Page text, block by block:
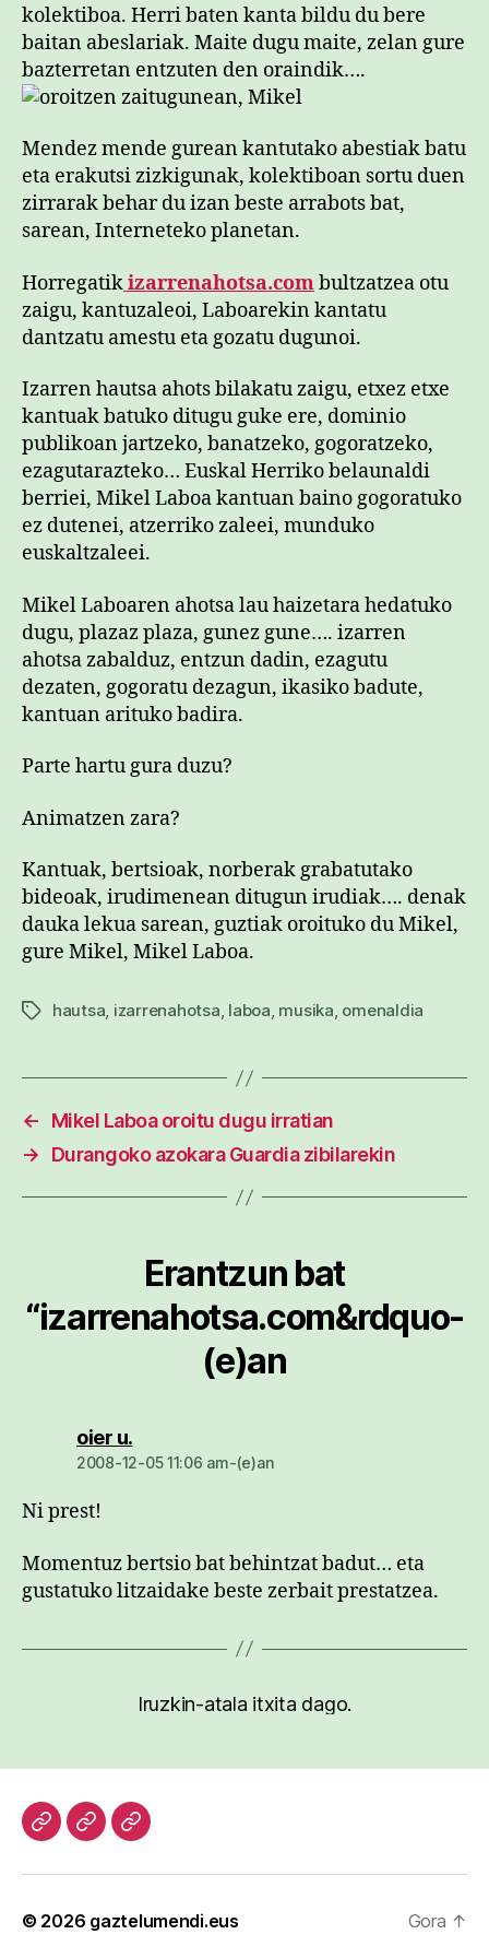
kolektiboa. Herri baten kanta bildu du bere
baitan abeslariak. Maite dugu maite, zelan gure
bazterretan entzuten den oraindik….
Mendez mende gurean kantutako abestiak batu
eta erakutsi zizkigunak, kolektiboan sortu duen
zirrarak behar du izan beste arrabots bat,
sarean, Interneteko planetan.
Horregatikizarrenahotsa.combultzatzea otu
zaigu, kantuzaleoi, Laboarekin kantatu
dantzatu amestu eta gozatu dugunoi.
Izarren hautsa ahots bilakatu zaigu, etxez etxe
kantuak batuko ditugu guke ere, dominio
publikoan jartzeko, banatzeko, gogoratzeko,
ezagutarazteko… Euskal Herriko belaunaldi
berriei, Mikel Laboa kantuan baino gogoratuko
ez dutenei, atzerriko zaleei, munduko
euskaltzaleei.
Mikel Laboaren ahotsa lau haizetara hedatuko
dugu, plazaz plaza, gunez gune…. izarren
ahotsa zabalduz, entzun dadin, ezagutu
dezaten, gogoratu dezagun, ikasiko badute,
kantuan arituko badira.
Parte hartu gura duzu?
Animatzen zara?
Kantuak, bertsioak, norberak grabatutako
bideoak, irudimenean ditugun irudiak…. denak
dauka lekua sarean, guztiak oroituko du Mikel,
gure Mikel, Mikel Laboa.
Etiketak
hautsa, izarrenahotsa, laboa, musika, omenaldia
←
Mikel Laboa oroitu dugu irratian
→
Durangoko azokara Guardia zibilarekin
Erantzun bat
“izarrenahotsa.com&rdquo-
(e)an
oier u.dio:
2008-12-05 11:06 am-(e)an
Ni prest!
Momentuz bertsio bat behintzat badut… eta
gustatuko litzaidake beste zerbait prestatzea.
Iruzkin-atala itxita dago.
HasieraKazetari
Patxi
© 2026 gaztelumendi.eus Gora ↑